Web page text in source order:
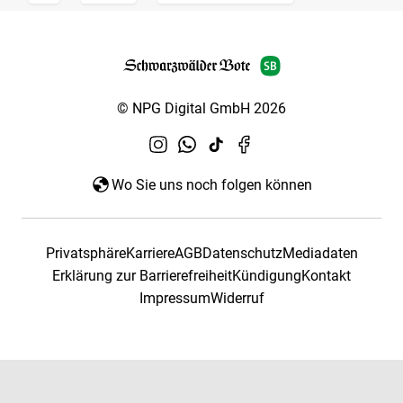
© NPG Digital GmbH 2026
Wo Sie uns noch folgen können
PrivatsphäreKarriereAGBDatenschutzMediadaten
Erklärung zur BarrierefreiheitKündigungKontakt
ImpressumWiderruf